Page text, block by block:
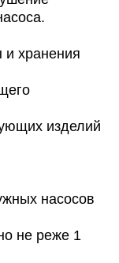
и хранения
изделий
насосов
не реже 1